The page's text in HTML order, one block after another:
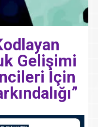
Gelişimi
İçin